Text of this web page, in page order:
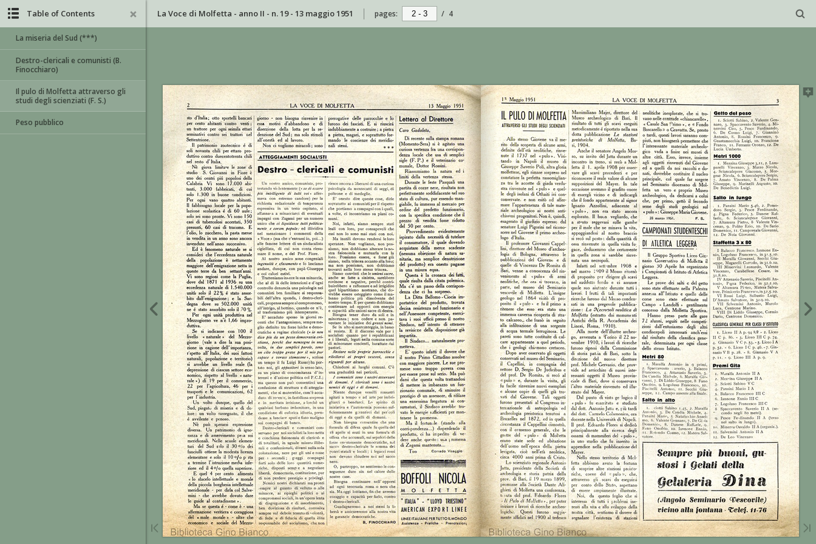
La Voce di Molfetta - anno II - n. 19 - 13 maggio 1951 pages: / 4
Table of Contents
La miseria del Sud (***)
Destro-clericali e comunisti (B.
Finocchiaro)
Il pulo di Molfetta attraverso gli
studi degli scienziati (F. S.)
Peso pubblico